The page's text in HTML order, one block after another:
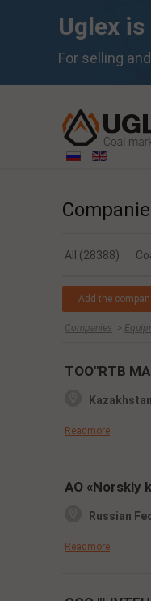
Uglex
For selling
All (28388)
Add the
Companies >
TOO"RTB
Readmore
AO «Norskiy
Russian
Readmore